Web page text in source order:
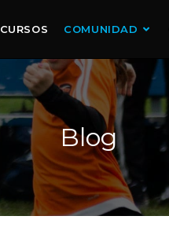
CURSOS COMUNIDAD
Blog